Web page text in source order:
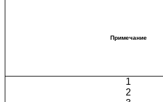
Примечание
1
2